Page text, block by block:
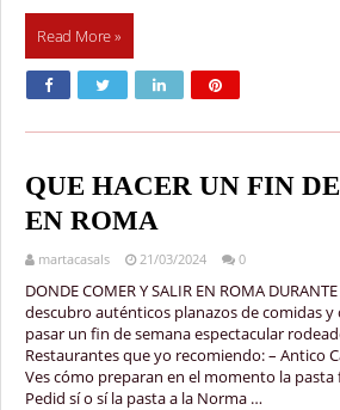
Read More »
QUE HACER UN FIN
EN ROMA
martacasals 21/03/2024 0
DONDE COMER Y SALIR EN ROMA
descubro auténticos planazos de comidas y
pasar un fin de semana espectacular
Restaurantes que yo recomiendo: – Antico
Ves cómo preparan en el momento la
Pedid sí o sí la pasta a la Norma …